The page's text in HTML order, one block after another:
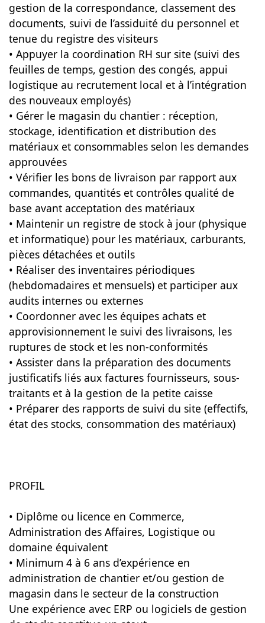
gestion de la correspondance, classement des
documents, suivi de l’assiduité du personnel et
tenue du registre des visiteurs
• Appuyer la coordination RH sur site (suivi des
feuilles de temps, gestion des congés, appui
logistique au recrutement local et à l’intégration
des nouveaux employés)
• Gérer le magasin du chantier : réception,
stockage, identification et distribution des
matériaux et consommables selon les demandes
approuvées
• Vérifier les bons de livraison par rapport aux
commandes, quantités et contrôles qualité de
base avant acceptation des matériaux
• Maintenir un registre de stock à jour (physique
et informatique) pour les matériaux, carburants,
pièces détachées et outils
• Réaliser des inventaires périodiques
(hebdomadaires et mensuels) et participer aux
audits internes ou externes
• Coordonner avec les équipes achats et
approvisionnement le suivi des livraisons, les
ruptures de stock et les non-conformités
• Assister dans la préparation des documents
justificatifs liés aux factures fournisseurs, sous-
traitants et à la gestion de la petite caisse
• Préparer des rapports de suivi du site (effectifs,
état des stocks, consommation des matériaux)
PROFIL
• Diplôme ou licence en Commerce,
Administration des Affaires, Logistique ou
domaine équivalent
• Minimum 4 à 6 ans d’expérience en
administration de chantier et/ou gestion de
magasin dans le secteur de la construction
Une expérience avec ERP ou logiciels de gestion